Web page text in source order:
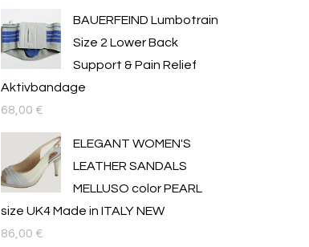
BAUERFEIND Lumbotrain
Size 2 Lower Back
Support & Pain Relief
Aktivbandage
68,00 €
ELEGANT WOMEN'S
LEATHER SANDALS
MELLUSO color PEARL
size UK4 Made in ITALY NEW
86,00 €